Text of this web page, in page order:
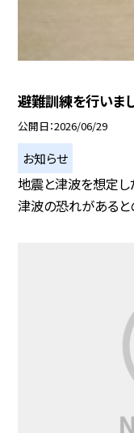
避難訓練を行いま
公開日 2026/06/29
お知らせ
地震と津波を想定し
津波の恐れがあると